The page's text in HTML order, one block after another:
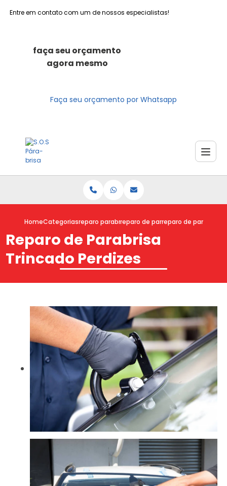
Entre em contato com um de nossos especialistas!
faça seu orçamento
agora mesmo
Faça seu orçamento por Whatsapp
HomeCategoriasreparo parabrisasreparo de parabrisareparo de parabrisa
Reparo de Parabrisa
Trincado Perdizes